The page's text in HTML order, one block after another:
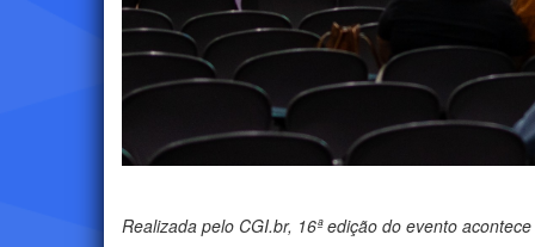
Realizada pelo CGI.br, 16ª edição do evento